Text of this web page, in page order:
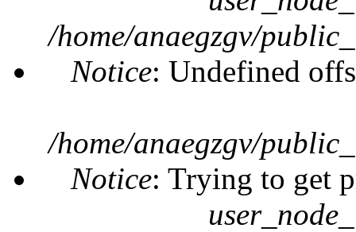
/home/anaegzgv/
Notice: Undefined
/home/anaegzgv/
Notice: Trying to get